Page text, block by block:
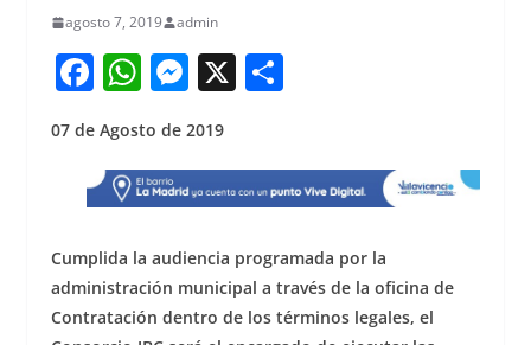
agosto 7, 2019 admin
F
c
e
b
o
o
W
at
s
A
p
p
M
ss
e
n
g
er
X S
e
07 de Agosto de 2019
Cumplida la audiencia programada por la
administración municipal a través de la oficina de
Contratación dentro de los términos legales, el